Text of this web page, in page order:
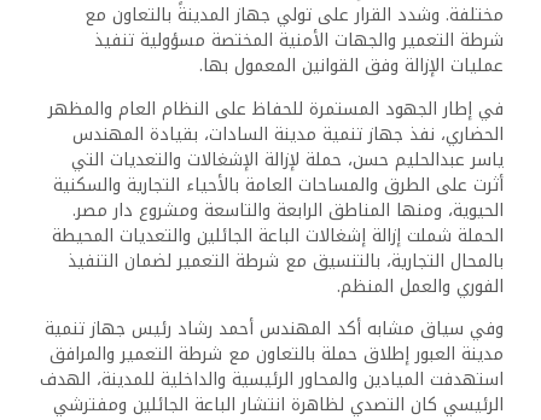
مختلفة. وشدد القرار على تولي جهاز المدينة بالتعاون مع
شرطة التعمير والجهات الأمنية المختصة مسؤولية تنفيذ
عمليات الإزالة وفق القوانين المعمول بها.
في إطار الجهود المستمرة للحفاظ على النظام العام والمظهر
الحضاري، نفذ جهاز تنمية مدينة السادات، بقيادة المهندس
ياسر عبدالحليم حسن، حملة لإزالة الإشغالات والتعديات التي
أثرت على الطرق والمساحات العامة بالأحياء التجارية والسكنية
الحيوية، ومنها المناطق الرابعة والتاسعة ومشروع دار مصر.
الحملة شملت إزالة إشغالات الباعة الجائلين والتعديات المحيطة
بالمحال التجارية، بالتنسيق مع شرطة التعمير لضمان التنفيذ
الفوري والعمل المنظم.
وفي سياق مشابه أكد المهندس أحمد رشاد رئيس جهاز تنمية
مدينة العبور إطلاق حملة بالتعاون مع شرطة التعمير والمرافق
استهدفت الميادين والمحاور الرئيسية والداخلية للمدينة، الهدف
الرئيسي كان التصدي لظاهرة انتشار الباعة الجائلين ومفترشي